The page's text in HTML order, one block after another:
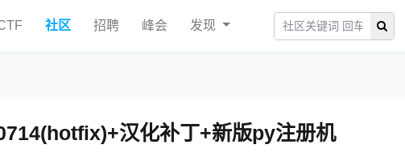
社区 招聘 峰会 发现
汉化补丁+新版py注册机